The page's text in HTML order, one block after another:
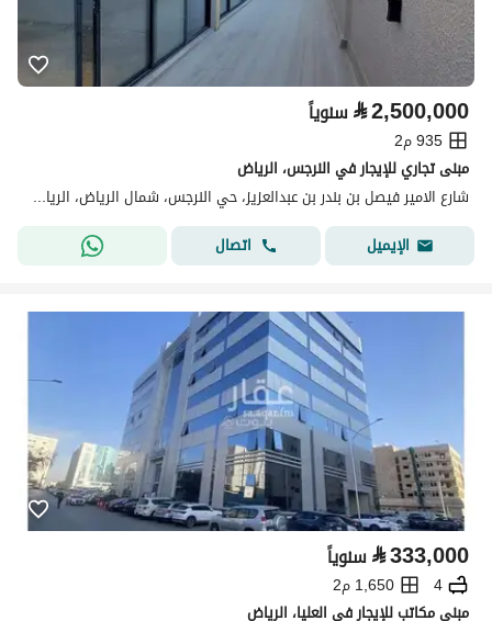
⃁2,500,000 سنوياً
935 م2
مبنى تجاري للإيجار في النرجس، الرياض
شارع الامير فيصل بن بندر بن عبدالعزيز، حي النرجس، شمال الرياض، الرياض
الإيميل
اتصال
⃁333,000 سنوياً
4
1,650 م2
مبنى مكاتب للإيجار في العليا، الرياض